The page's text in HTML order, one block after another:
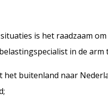
is het raadzaam om
in de arm
het buitenland naar